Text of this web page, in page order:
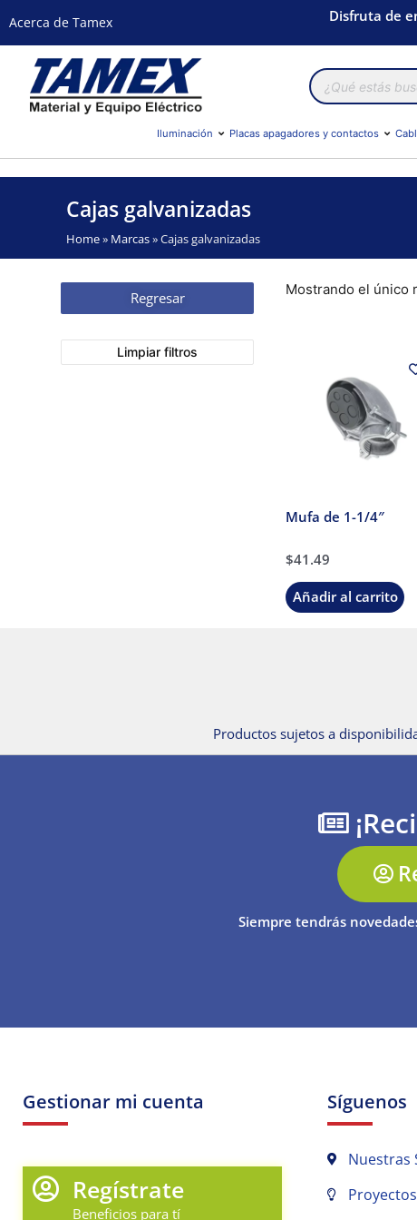
Acerca de Tamex Disfruta de
Búsqueda
de
productos
Iluminación Placas apagadores y contactos
Cajas galvanizadas
Home» Marcas»Cajas galvanizadas
Regresar
Limpiar filtros
Mostrando el único
Mufa de 1-1/4″
$41.49
Añadir al carrito
Productos sujetos a
Siempre tendrás
Gestionar mi cuenta
Regístrate
Beneficios para tí
Síguenos
Nuestras